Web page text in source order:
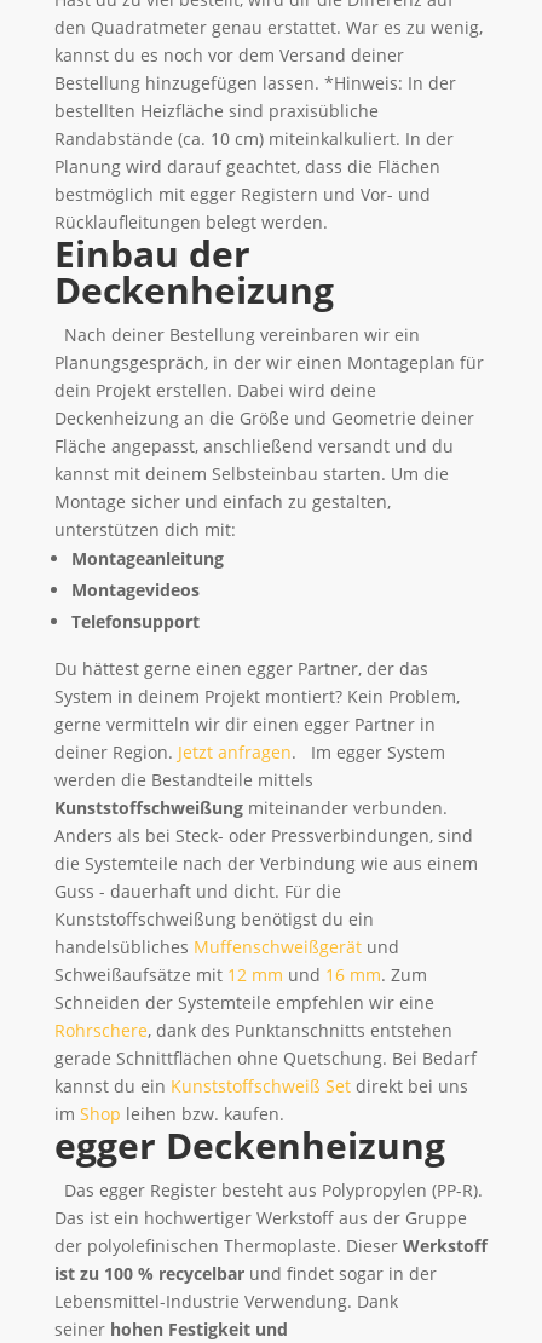
den Quadratmeter genau erstattet. War es zu wenig,
kannst du es noch vor dem Versand deiner
Bestellung hinzugefügen lassen. *Hinweis: In der
bestellten Heizfläche sind praxisübliche
Randabstände (ca. 10 cm) miteinkalkuliert. In der
Planung wird darauf geachtet, dass die Flächen
bestmöglich mit egger Registern und Vor- und
Rücklaufleitungen belegt werden.
Einbau der
Deckenheizung
Nach deiner Bestellung vereinbaren wir ein
Planungsgespräch, in der wir einen Montageplan für
dein Projekt erstellen. Dabei wird deine
Deckenheizung an die Größe und Geometrie deiner
Fläche angepasst, anschließend versandt und du
kannst mit deinem Selbsteinbau starten. Um die
Montage sicher und einfach zu gestalten,
unterstützen dich mit:
Montageanleitung
Montagevideos
Telefonsupport
Du hättest gerne einen egger Partner, der das
System in deinem Projekt montiert? Kein Problem,
gerne vermitteln wir dir einen egger Partner in
deiner Region. Jetzt anfragen. Im egger System
werden die Bestandteile mittels
Kunststoffschweißungmiteinander verbunden.
Anders als bei Steck- oder Pressverbindungen, sind
die Systemteile nach der Verbindung wie aus einem
Guss - dauerhaft und dicht. Für die
Kunststoffschweißung benötigst du ein
handelsübliches Muffenschweißgerätund
Schweißaufsätze mit 12 mm und 16 mm. Zum
Schneiden der Systemteile empfehlen wir eine
Rohrschere, dank des Punktanschnitts entstehen
gerade Schnittflächen ohne Quetschung. Bei Bedarf
kannst du ein Kunststoffschweiß Setdirekt bei uns
im Shop leihen bzw. kaufen.
egger Deckenheizung
Das egger Register besteht aus Polypropylen (PP-R).
Das ist ein hochwertiger Werkstoff aus der Gruppe
der polyolefinischen Thermoplaste. Dieser Werkstoff
ist zu 100 % recycelbarund findet sogar in der
Lebensmittel-Industrie Verwendung. Dank
seiner hohen Festigkeit und